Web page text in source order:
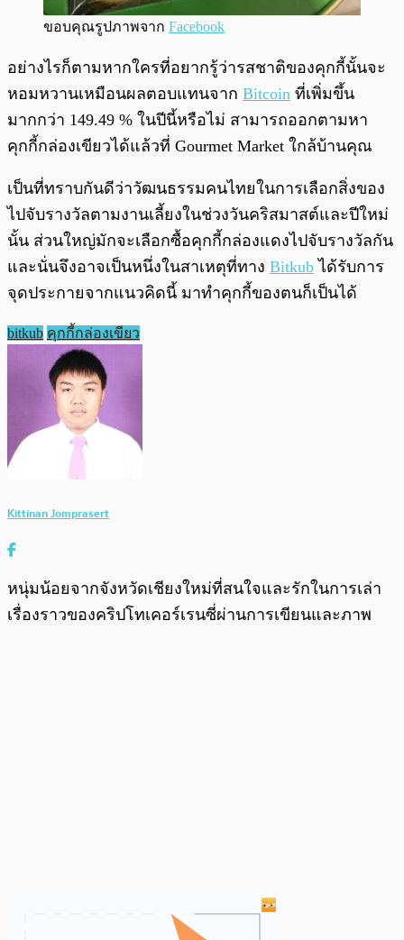
ขอบคุณรูปภาพจาก Facebook
อย่างไรก็ตามหากใครที่อยากรู้ว่ารสชาติของคุกกี้นั้นจะ
หอมหวานเหมือนผลตอบแทนจาก Bitcoin ที่เพิ่มขึ้น
มากกว่า 149.49 % ในปีนี้หรือไม่ สามารถออกตามหา
คุกกี้กล่องเขียวได้แล้วที่ Gourmet Market ใกล้บ้านคุณ
เป็นที่ทราบกันดีว่าวัฒนธรรมคนไทยในการเลือกสิ่งของ
ไปจับรางวัลตามงานเลี้ยงในช่วงวันคริสมาสต์และปีใหม่
นั้น ส่วนใหญ่มักจะเลือกซื้อคุกกี้กล่องแดงไปจับรางวัลกัน
และนั่นจึงอาจเป็นหนึ่งในสาเหตุที่ทาง Bitkub ได้รับการ
จุดประกายจากแนวคิดนี้ มาทำคุกกี้ของตนก็เป็นได้
bitkub คุกกี้กล่องเขียว
Kittinan Jomprasert
หนุ่มน้อยจากจังหวัดเชียงใหม่ที่สนใจและรักในการเล่า
เรื่องราวของคริปโทเคอร์เรนซี่ผ่านการเขียนและภาพ